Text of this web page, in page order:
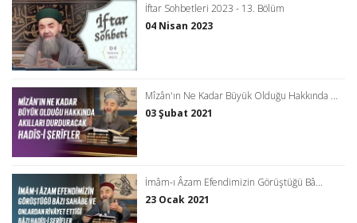
İftar Sohbetleri 2023 - 13. Bölüm
04 Nisan 2023
Mîzân'ın Ne Kadar Büyük Olduğu Hakkında ...
03 Şubat 2021
İmâm-ı Âzam Efendimizin Görüştüğü Bâ...
23 Ocak 2021